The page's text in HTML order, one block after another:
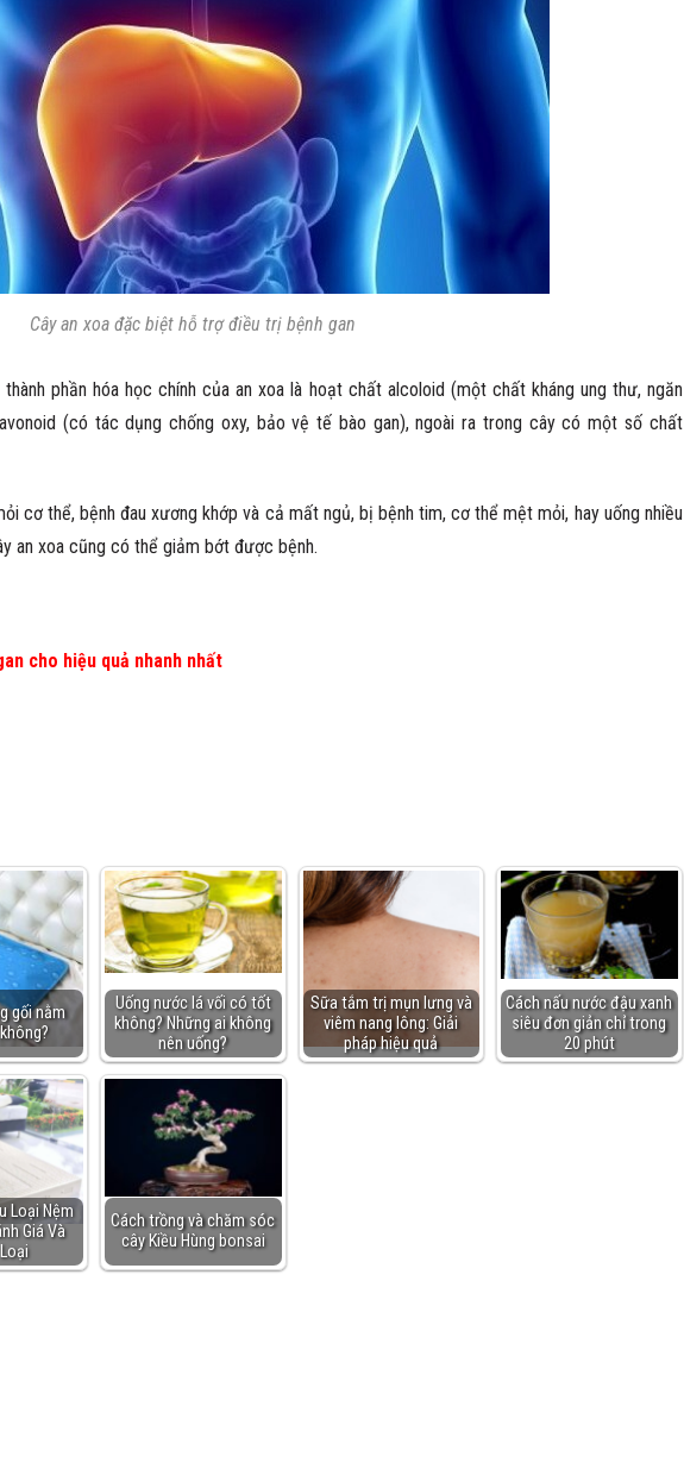
Cây an xoa đặc biệt hỗ trợ điều trị bệnh gan
phần hóa học chính của an xoa là hoạt chất alcoloid (một chất kháng ung thư, ngăn
(có tác dụng chống oxy, bảo vệ tế bào gan), ngoài ra trong cây có một số chất
cơ thể, bệnh đau xương khớp và cả mất ngủ, bị bệnh tim, cơ thể mệt mỏi, hay uống nhiều
an xoa cũng có thể giảm bớt được bệnh.
cho hiệu quả nhanh nhất
gối nằm
Uống nước lá vối có tốt
không? Những ai không
nên uống?
Sữa tắm trị mụn lưng và
viêm nang lông: Giải
pháp hiệu quả
Cách nấu nước đậu xanh
siêu đơn giản chỉ trong
20 phút
Loại Nệm
Giá Và
Cách trồng và chăm sóc
cây Kiều Hùng bonsai